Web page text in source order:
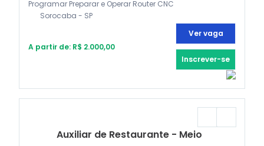
Programar Preparar e Operar Router CNC
Sorocaba - SP
A partir de: R$ 2.000,00
Ver vaga
Inscrever-se
Auxiliar de Restaurante - Meio